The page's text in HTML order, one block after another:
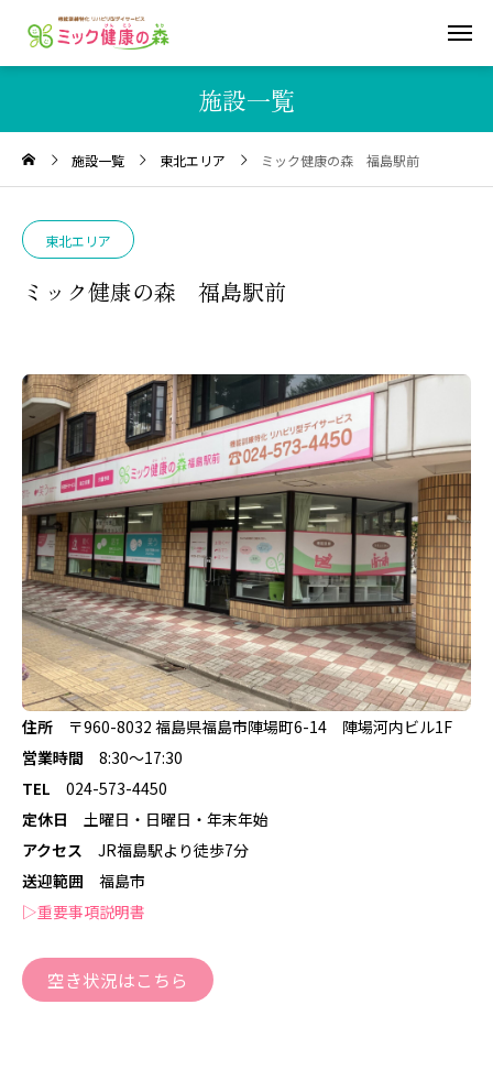
施設一覧
施設一覧 東北エリア ミック健康の森 福島駅前
東北エリア
ミック健康の森 福島駅前
住所 〒960-8032 福島県福島市陣場町6-14 陣場河内ビル1F
営業時間 8:30〜17:30
TEL 024-573-4450
定休日 土曜日・日曜日・年末年始
アクセス JR福島駅より徒歩7分
送迎範囲 福島市
▷重要事項説明書
空き状況はこちら